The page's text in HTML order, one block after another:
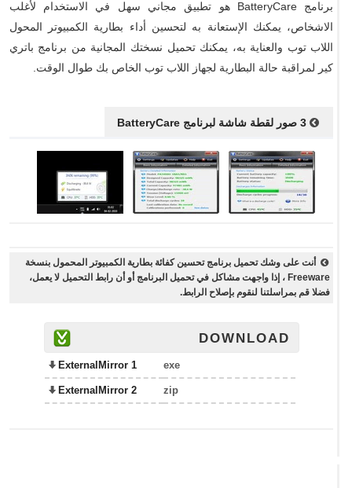
برنامج BatteryCare هو تطبيق مجاني سهل في الاستخدام لأغلب
الاشخاص، يمكنك الإستعانة به لتحسين أداء بطارية الكمبيوتر المحول
اللاب توب والعناية به، يمكنك تحميل نسختك المجانية من برنامج باتري
كير لمراقبة حالة البطارية لجهاز اللاب توب الخاص بك طوال الوقت.
3 صور لقطة شاشة لبرنامج BatteryCare
أنت على وشك تحميل برنامج تحسين كفائة بطارية الكمبيوتر المحمول بنسخة
Freeware ، إذا واجهت مشاكل في تحميل البرنامج أو أن رابط التحميل لا يعمل،
فضلا قم بمراسلتنا لنقوم بإصلاح الرابط.
DOWNLOAD
exe
ExternalMirror 1
zip
ExternalMirror 2